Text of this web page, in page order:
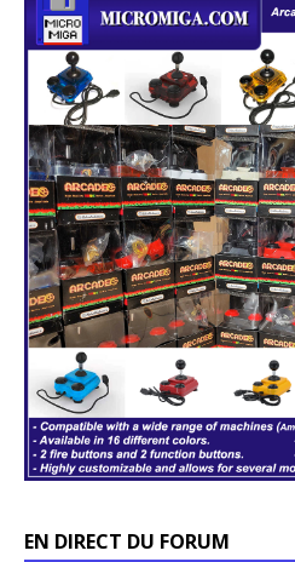
EN DIRECT DU FORUM